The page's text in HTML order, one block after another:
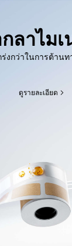
ลาไมเ
งกว่าในการต้าน
ดูรายละเอียด​